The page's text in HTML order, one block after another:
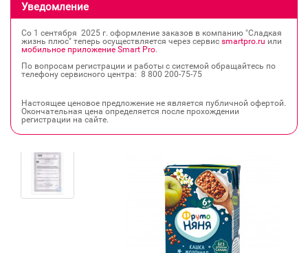
Уведомление
Со 1 сентября 2025 г. оформление заказов в компанию "Сладкая
жизнь плюс" теперь осуществляется через сервис smartpro.ru или
мобильное приложение Smart Pro.
По вопросам регистрации и работы с системой обращайтесь по
телефону сервисного центра: 8 800 200‐75‐75
Настоящее ценовое предложение не является публичной офертой.
Окончательная цена определяется после прохождении
регистрации на сайте.